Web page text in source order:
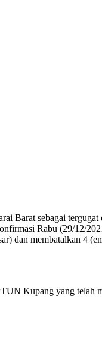
Barat sebagai
Rabu (29/12/
dan membatalkan 4
Kupang yang telah